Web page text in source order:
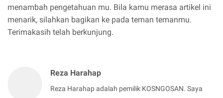
menambah pengetahuan mu. Bila kamu merasa artikel ini
menarik, silahkan bagikan ke pada teman temanmu.
Terimakasih telah berkunjung.
Reza Harahap
Reza Harahap adalah pemilik KOSNGOSAN. Saya